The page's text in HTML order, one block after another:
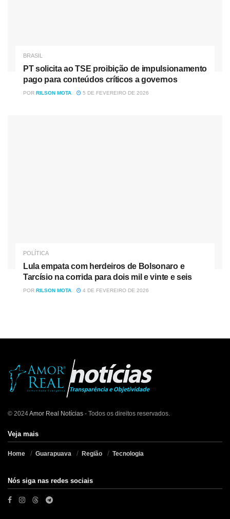
BRASIL
PT solicita ao TSE proibição de impulsionamento
pago para conteúdos críticos a governos
POR RILSON MOTA 5 DE FEVEREIRO DE 2026
POLÍTICA
Lula empata com herdeiros de Bolsonaro e
Tarcísio na corrida para dois mil e vinte e seis
POR RILSON MOTA 4 DE FEVEREIRO DE 2026
© 2024Amor Real Notícias - Todos os direitos reservados.
Veja mais
Home Guarapuava Região Tecnologia
Nós siga nas redes sociais